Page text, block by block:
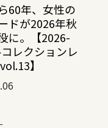
60年、女性の
ドが2026年秋
に。【2026-
レクションレ
】